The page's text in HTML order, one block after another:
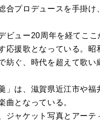
合プロデュースを手掛
ビュー20周年を経てこ
応援歌となっている。
紡ぐ、時代を超えて歌い
」は、滋賀県近江市や
曲となっている。
ジャケット写真とアーテ